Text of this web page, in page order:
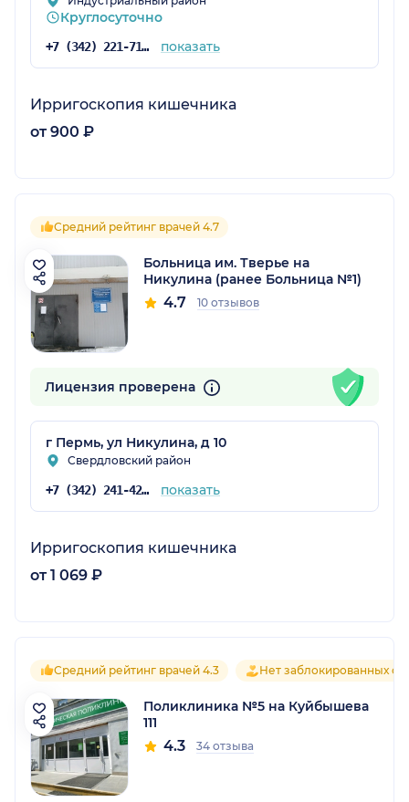
Круглосуточно
+7 (342) 221-71-16 показать
Ирригоскопия кишечника
от 900 ₽
Средний рейтинг врачей 4.7
Больница им. Тверье на
Никулина (ранее Больница №1)
4.7 10 отзывов
Лицензия проверена
г Пермь, ул Никулина, д 10
Свердловский район
+7 (342) 241-42-44 показать
Ирригоскопия кишечника
от 1 069 ₽
Средний рейтинг врачей 4.3 Нет заблокированных
Поликлиника №5 на Куйбышева
111
4.3 34 отзыва